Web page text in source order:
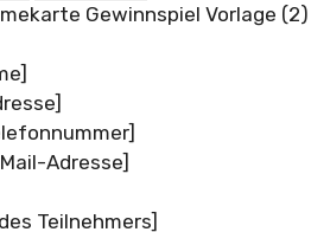
Gewinnspiel Vorlage (2)
Adresse]
Teilnehmers]